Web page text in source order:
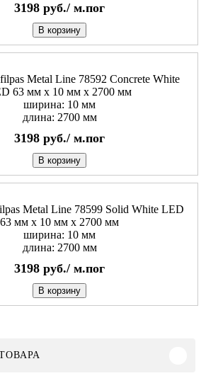
3198 руб./ м.пог
В корзину
Metal Line 78592 Concrete White
63 мм x 10 мм х 2700 мм
ширина: 10 мм
длина: 2700 мм
3198 руб./ м.пог
В корзину
Metal Line 78599 Solid White LED
63 мм x 10 мм х 2700 мм
ширина: 10 мм
длина: 2700 мм
3198 руб./ м.пог
В корзину